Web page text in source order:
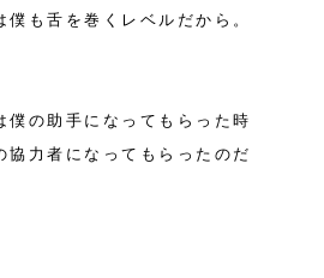
も舌を巻くレベルだから。
僕の助手になってもらった時
協力者になってもらったのだ